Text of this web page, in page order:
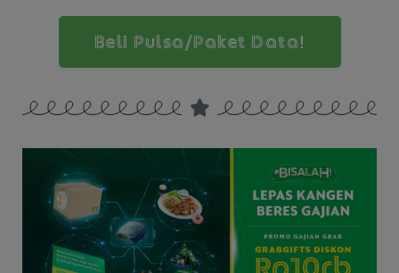
Beli Pulsa/Paket Data!